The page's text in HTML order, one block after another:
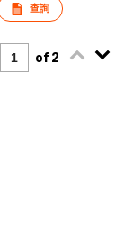
查詢
of 2